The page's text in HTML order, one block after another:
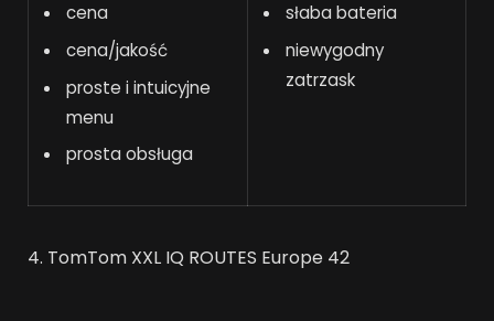
cena
cena/jakość
proste i intuicyjne
menu
prosta obsługa
słaba bateria
niewygodny
zatrzask
4. TomTom XXL IQ ROUTES Europe 42